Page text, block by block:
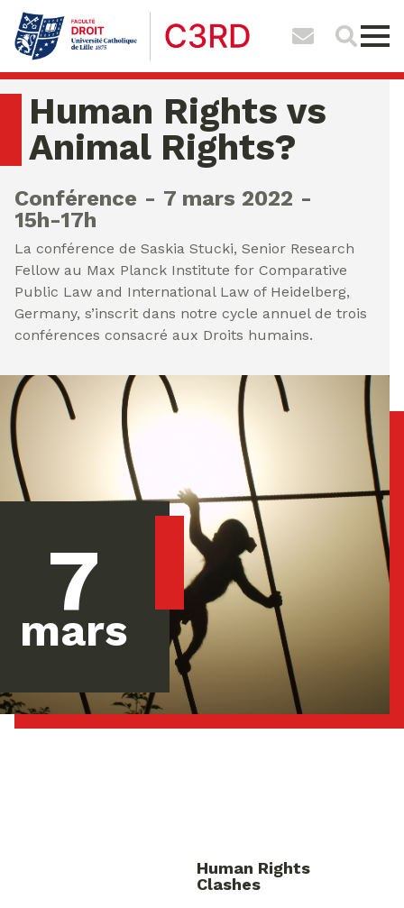
Human Rights vs
Animal Rights?
Conférence
7 mars 2022
15h-17h
La conférence de Saskia Stucki, Senior Research
Fellow au Max Planck Institute for Comparative
Public Law and International Law of Heidelberg,
Germany, s’inscrit dans notre cycle annuel de trois
conférences consacré aux Droits humains.
7
mars
Human Rights
Clashes